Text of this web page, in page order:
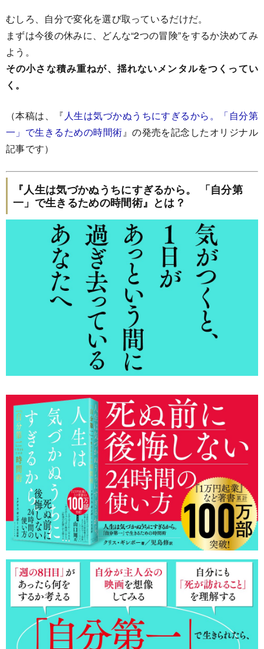
むしろ、自分で変化を選び取っているだけだ。
まずは今後の休みに、どんな“2つの冒険”をするか決めてみ
よう。
その小さな積み重ねが、揺れないメンタルをつくってい
く。
（本稿は、『人生は気づかぬうちにすぎるから。「自分第
一」で生きるための時間術』の発売を記念したオリジナル
記事です）
『人生は気づかぬうちにすぎるから。 「自分第
一」で生きるための時間術』とは？